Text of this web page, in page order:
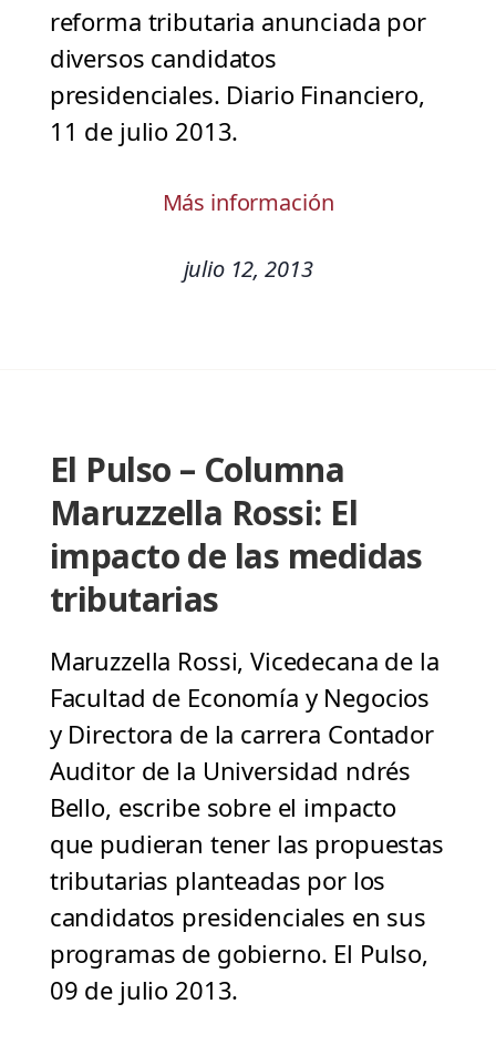
reforma tributaria anunciada por
diversos candidatos
presidenciales. Diario Financiero,
11 de julio 2013.
Más información
julio 12, 2013
El Pulso – Columna
Maruzzella Rossi: El
impacto de las medidas
tributarias
Maruzzella Rossi, Vicedecana de la
Facultad de Economía y Negocios
y Directora de la carrera Contador
Auditor de la Universidad ndrés
Bello, escribe sobre el impacto
que pudieran tener las propuestas
tributarias planteadas por los
candidatos presidenciales en sus
programas de gobierno. El Pulso,
09 de julio 2013.